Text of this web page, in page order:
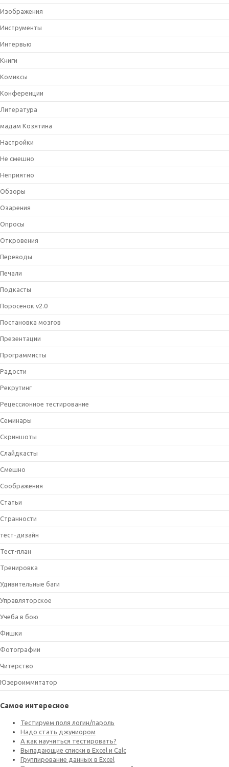
Изображения
Инструменты
Интервью
Книги
Комиксы
Конференции
Литература
мадам Козятина
Настройки
Не смешно
Неприятно
Обзоры
Озарения
Опросы
Откровения
Переводы
Печали
Подкасты
Поросенок v2.0
Постановка мозгов
Презентации
Программисты
Радости
Рекрутинг
Рецессионное тестирование
Семинары
Скриншоты
Слайдкасты
Смешно
Соображения
Статьи
Странности
тест-дизайн
Тест-план
Тренировка
Удивительные баги
Управляторское
Учеба в бою
Фишки
Фотографии
Читерство
Юзероиммитатор
Самое интересное